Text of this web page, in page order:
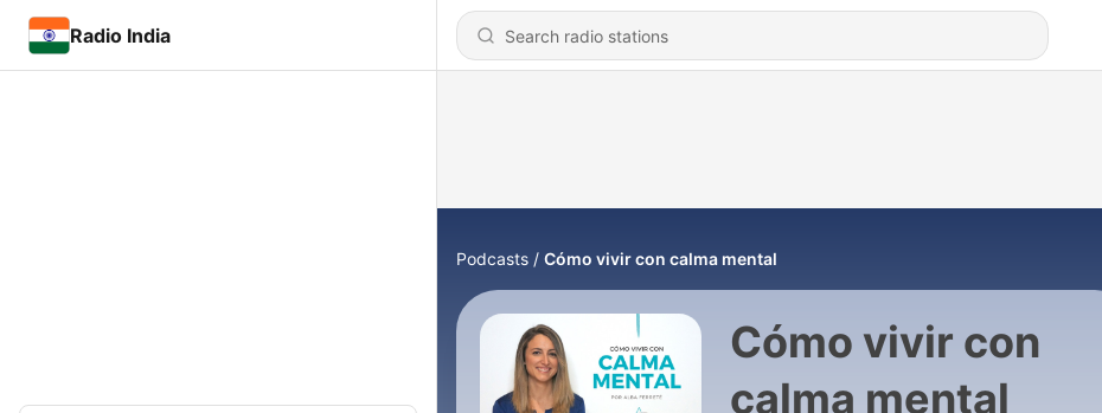
Radio India
Podcasts Cómo vivir con calma mental
Cómo vivir con
calma mental